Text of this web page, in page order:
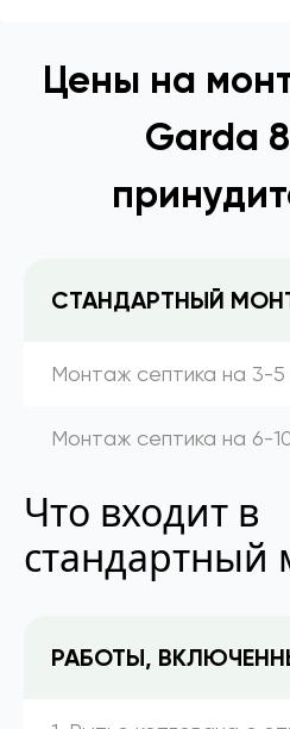
Цены на
Garda
СТАНДАРТНЫЙ
Монтаж септика на 3-5
Монтаж септика на 6-
Что входит в
стандартный
РАБОТЫ,